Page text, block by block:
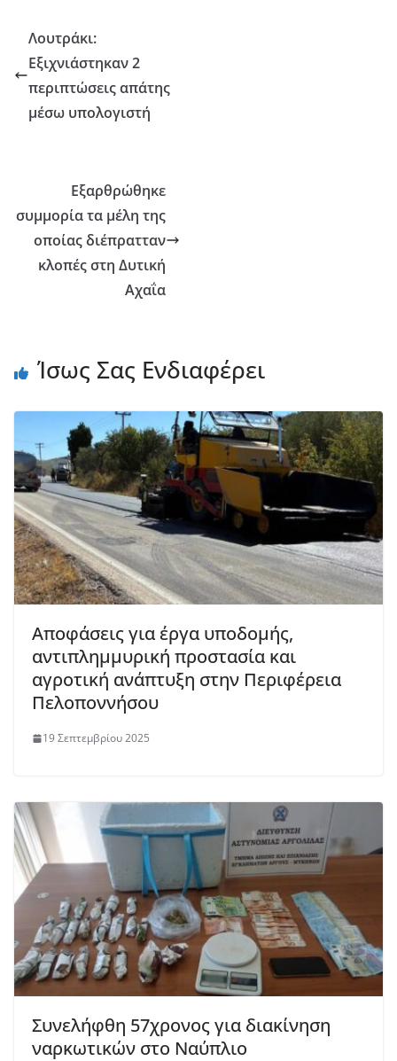
Λουτράκι:
Εξιχνιάστηκαν 2
περιπτώσεις απάτης
μέσω υπολογιστή
Εξαρθρώθηκε
συμμορία τα μέλη της
οποίας διέπρατταν
κλοπές στη Δυτική
Αχαΐα
Ίσως Σας Ενδιαφέρει
Αποφάσεις για έργα υποδομής,
αντιπλημμυρική προστασία και
αγροτική ανάπτυξη στην Περιφέρεια
Πελοποννήσου
19 Σεπτεμβρίου 2025
Συνελήφθη 57χρονος για διακίνηση
ναρκωτικών στο Ναύπλιο